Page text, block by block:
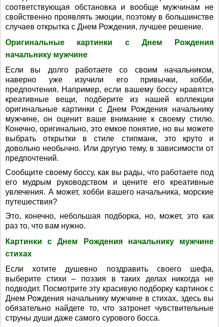
соответствующая обстановка и вообще мужчинам не
свойственно проявлять эмоции, поэтому в большинстве
случаев открытка с Днем Рождения, лучшее решение.
Оригинальные картинки с Днем Рождения
начальнику мужчине
Если вы долго работаете со своим начальником,
наверно уже изучили его привычки, хобби,
предпочтения. Например, если вашему боссу нравятся
креативные вещи, подберите из нашей коллекции
оригинальные картинки с Днем Рождения начальнику
мужчине, он оценит ваше внимание к своему стилю.
Конечно, оригинально, это емкое понятие, но вы можете
выбрать открытки в стиле стипманк, это круто и
довольно необычно. Или другую тему, в зависимости от
предпочтений.
Сообщите своему боссу, как вы рады, что работаете под
его мудрым руководством и цените его креативные
увлечения. А может, хобби вашего начальника, морские
путешествия?
Это, конечно, небольшая подборка, но, может, это как
раз то, что вам нужно.
Картинки с Днем Рождения начальнику мужчине
стихах
Если хотите душевно поздравить своего шефа,
выберите стихи – поэзия в таких делах никогда не
подводит. Посмотрите эту красивую подборку картинок с
Днем Рождения начальнику мужчине в стихах, здесь вы
обязательно найдете то, что затронет чувствительные
струны души даже самого сурового босса.